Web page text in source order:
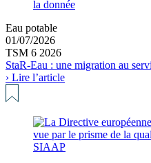
Eau potable
01/07/2026
TSM 6 2026
StaR-Eau : une migration au
› Lire l’article
SIAAP